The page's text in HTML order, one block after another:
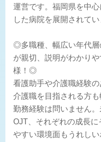
運営です。福岡県を中
した病院を展開されてい
◎多職種、幅広い年代層
が親切、説明がわかり
様！◎
看護助手や介護職経験
介護職を目指される方
勤務経験は問いません
OJT、それぞれの成長
やすい環境面もうれし